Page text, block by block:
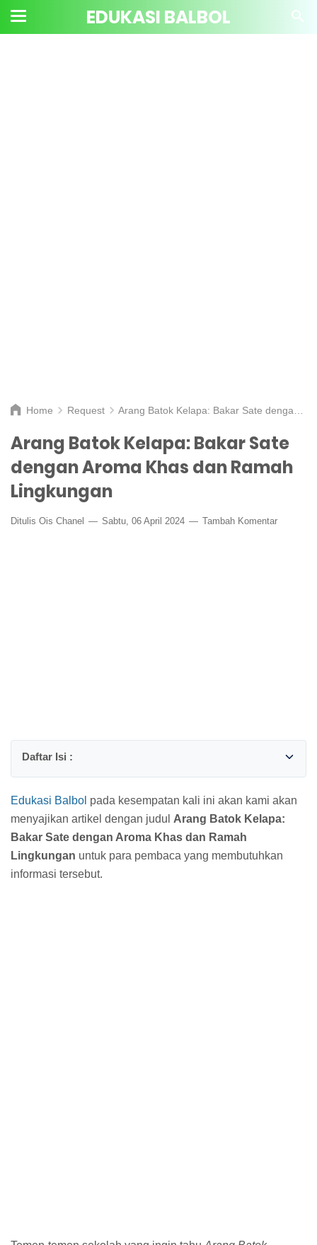
EDUKASI BALBOL
Home Request Arang Batok Kelapa: Bakar Sate dengan Aroma Khas dan Ramah Lingkungan
Arang Batok Kelapa: Bakar Sate
dengan Aroma Khas dan Ramah
Lingkungan
Ditulis Ois Chanel Sabtu, 06 April 2024 Tambah Komentar
Edukasi Balbol pada kesempatan kali ini akan kami akan
menyajikan artikel dengan judul Arang Batok Kelapa:
Bakar Sate dengan Aroma Khas dan Ramah
Lingkungan untuk para pembaca yang membutuhkan
informasi tersebut.